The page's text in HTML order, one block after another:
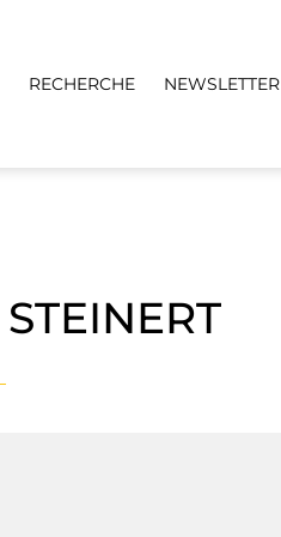
RECHERCHE NEWSLETTER
STEINERT